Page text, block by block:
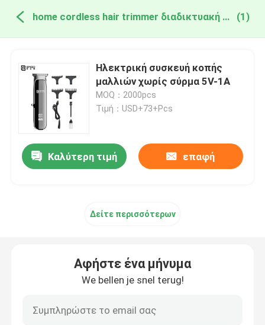
home cordless hair trimmer διαδικτυακή κατασκευή (1)
Ηλεκτρική συσκευή κοπής
μαλλιών χωρίς σύρμα 5V-1A
MOQ：2000pcs
Τιμή：USD+73+Pcs
Καλύτερη τιμή επαφή
Δείτε περισσότερων
Αφήστε ένα μήνυμα
We bellen je snel terug!